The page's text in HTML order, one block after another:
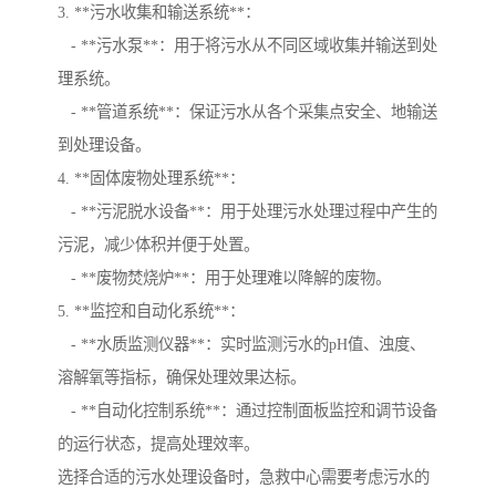
3. **污水收集和输送系统**：
- **污水泵**：用于将污水从不同区域收集并输送到处
理系统。
- **管道系统**：保证污水从各个采集点安全、地输送
到处理设备。
4. **固体废物处理系统**：
- **污泥脱水设备**：用于处理污水处理过程中产生的
污泥，减少体积并便于处置。
- **废物焚烧炉**：用于处理难以降解的废物。
5. **监控和自动化系统**：
- **水质监测仪器**：实时监测污水的pH值、浊度、
溶解氧等指标，确保处理效果达标。
- **自动化控制系统**：通过控制面板监控和调节设备
的运行状态，提高处理效率。
选择合适的污水处理设备时，急救中心需要考虑污水的